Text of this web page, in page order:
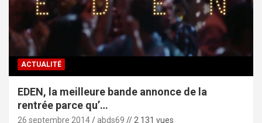
ACTUALITÉ
EDEN, la meilleure bande annonce de la
rentrée parce qu’…
26 septembre 2014 abds69 // 2 131 vues